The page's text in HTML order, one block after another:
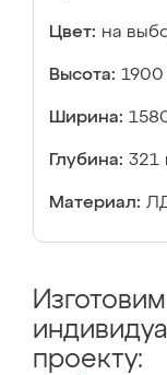
Цвет: на
Высота:
Ширина:
Глубина: 321
Материал:
проекту: